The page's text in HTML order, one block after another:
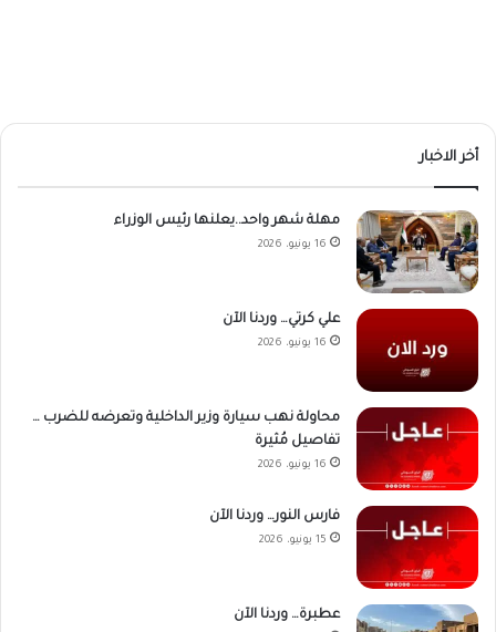
أخر الاخبار
مهلة شهر واحد..يعلنها رئيس الوزراء
16 يونيو، 2026
علي كرتي… وردنا الآن
16 يونيو، 2026
محاولة نهب سيارة وزير الداخلية وتعرضه للضرب …
تفاصيل مُثيرة
16 يونيو، 2026
فارس النور… وردنا الآن
15 يونيو، 2026
عطبرة… وردنا الآن